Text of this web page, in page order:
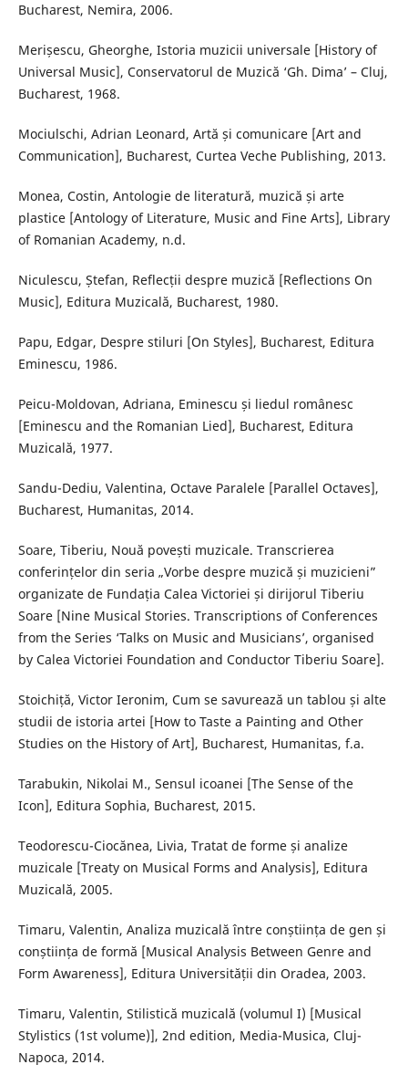
Bucharest, Nemira, 2006.
Merișescu, Gheorghe, Istoria muzicii universale [History of
Universal Music], Conservatorul de Muzică ‘Gh. Dima’ – Cluj,
Bucharest, 1968.
Mociulschi, Adrian Leonard, Artă și comunicare [Art and
Communication], Bucharest, Curtea Veche Publishing, 2013.
Monea, Costin, Antologie de literatură, muzică și arte
plastice [Antology of Literature, Music and Fine Arts], Library
of Romanian Academy, n.d.
Niculescu, Ștefan, Reflecții despre muzică [Reflections On
Music], Editura Muzicală, Bucharest, 1980.
Papu, Edgar, Despre stiluri [On Styles], Bucharest, Editura
Eminescu, 1986.
Peicu-Moldovan, Adriana, Eminescu și liedul românesc
[Eminescu and the Romanian Lied], Bucharest, Editura
Muzicală, 1977.
Sandu-Dediu, Valentina, Octave Paralele [Parallel Octaves],
Bucharest, Humanitas, 2014.
Soare, Tiberiu, Nouă povești muzicale. Transcrierea
conferințelor din seria „Vorbe despre muzică și muzicieni”
organizate de Fundația Calea Victoriei și dirijorul Tiberiu
Soare [Nine Musical Stories. Transcriptions of Conferences
from the Series ‘Talks on Music and Musicians’, organised
by Calea Victoriei Foundation and Conductor Tiberiu Soare].
Stoichiță, Victor Ieronim, Cum se savurează un tablou și alte
studii de istoria artei [How to Taste a Painting and Other
Studies on the History of Art], Bucharest, Humanitas, f.a.
Tarabukin, Nikolai M., Sensul icoanei [The Sense of the
Icon], Editura Sophia, Bucharest, 2015.
Teodorescu-Ciocănea, Livia, Tratat de forme și analize
muzicale [Treaty on Musical Forms and Analysis], Editura
Muzicală, 2005.
Timaru, Valentin, Analiza muzicală între conștiința de gen și
conștiința de formă [Musical Analysis Between Genre and
Form Awareness], Editura Universității din Oradea, 2003.
Timaru, Valentin, Stilistică muzicală (volumul I) [Musical
Stylistics (1st volume)], 2nd edition, Media-Musica, Cluj-
Napoca, 2014.